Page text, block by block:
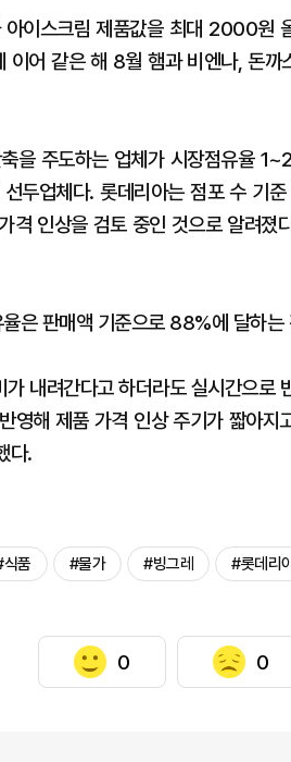
아이스크림 제품값을 최대 2000원
어 같은 해 8월 햄과 비엔나, 돈까
을 주도하는 업체가 시장점유율
두업체다. 롯데리아는 점포 수 기
격 인상을 검토 중인 것으로 알려졌
은 판매액 기준으로 88%에 달하는
내려간다고 하더라도 실시간으로
영해 제품 가격 인상 주기가 짧아
다.
품 #물가 #빙그레 #롯데리
0 0